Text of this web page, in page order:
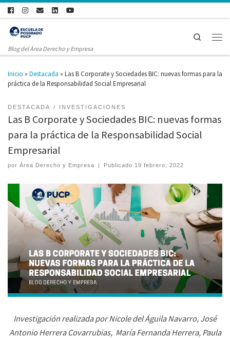
Blog del Área Derecho y Empresa
Search
Inicio » Destacada » Las B Corporate y Sociedades BIC: nuevas formas para la
práctica de la Responsabilidad Social Empresarial
DESTACADA INVESTIGACIONES
Las B Corporate y Sociedades BIC: nuevas formas
para la práctica de la Responsabilidad Social
Empresarial
por Área Derecho y Empresa | Publicado 19 febrero, 2022
Investigación realizada porNicole del Águila Navarro, José
Antonio Herrera Covarrubias, María Fernanda Herrera,Paula